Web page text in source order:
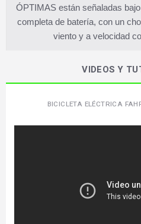
ÓPTIMAS están señaladas
completa de batería, con un
viento y a velocidad
VIDEOS Y
BICICLETA ELÉCTRICA